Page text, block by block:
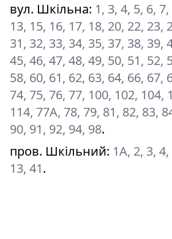
вул. Шкільна: 1, 3, 4, 5, 6,
13, 15, 16, 17, 18, 20, 22, 23,
31, 32, 33, 34, 35, 37, 38, 39,
45, 46, 47, 48, 49, 50, 51, 52,
58, 60, 61, 62, 63, 64, 66, 67,
74, 75, 76, 77, 100, 102, 104,
114, 77А, 78, 79, 81, 82, 83,
90, 91, 92, 94, 98.
пров. Шкільний: 1А, 2, 3,
13, 41.